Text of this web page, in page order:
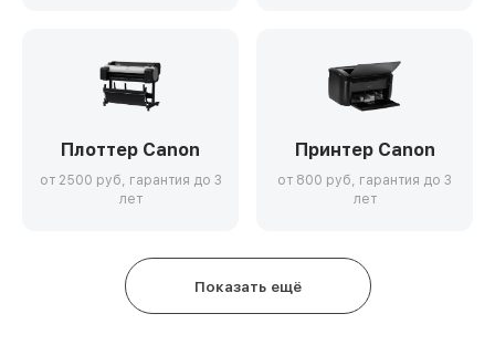
Плоттер Canon
от 2500 руб, гарантия до 3
лет
Принтер Canon
от 800 руб, гарантия до 3
лет
Показать ещё